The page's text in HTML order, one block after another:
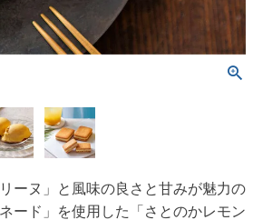
ーヌ」と風味の良さと甘みが魅力の
ード」を使用した「さとのかレモン